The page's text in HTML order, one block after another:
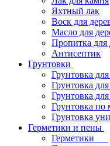
Яхтный лак
Воск для
Масло для
Пропитка для
Антисептик
Грунтовки
Грунтовка
Грунтовка для
Грунтовка
Грунтовка по
Грунтовка
Герметики и пены
Герметики